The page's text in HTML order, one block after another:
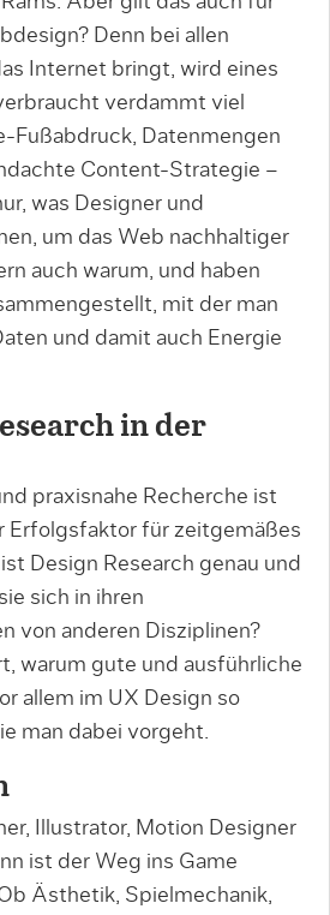
Denn bei allen
Internet bringt, wird eines
verdammt viel
Fußabdruck, Datenmengen
Content-Strategie –
was Designer und
um das Web nachhaltiger
auch warum, und haben
mit der man
und damit auch Energie
in der
praxisnahe Recherche ist
Erfolgsfaktor für zeitgemäßes
Design Research genau und
sich in ihren
von anderen Disziplinen?
warum gute und ausführliche
allem im UX Design so
man dabei vorgeht.
Illustrator, Motion Designer
ist der Weg ins Game
Ästhetik, Spielmechanik,